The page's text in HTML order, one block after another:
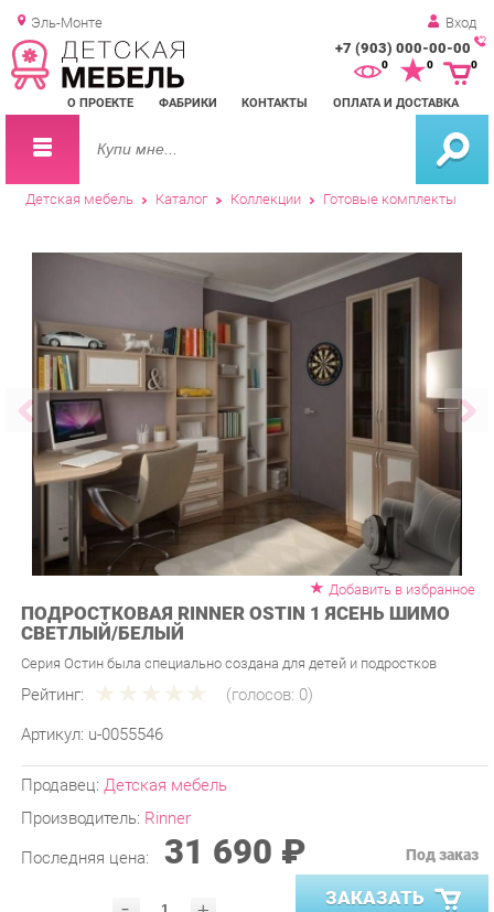
Эль-Монте Вход
+7 (903) 000-00-00
О ПРОЕКТЕ ФАБРИКИ КОНТАКТЫ ОПЛАТА И ДОСТАВКА
0 0
Детская мебель Каталог Коллекции Готовые комплекты
Добавить в избранное
ПОДРОСТКОВАЯ RINNER OSTIN 1 ЯСЕНЬ ШИМО
СВЕТЛЫЙ/БЕЛЫЙ
Серия Остин была специально создана для детей и подростков
Рейтинг: (голосов:0)
Артикул: u-0055546
Производитель:Rinner
Последняя цена: 31 690 ₽
- ЗАКАЗАТЬ